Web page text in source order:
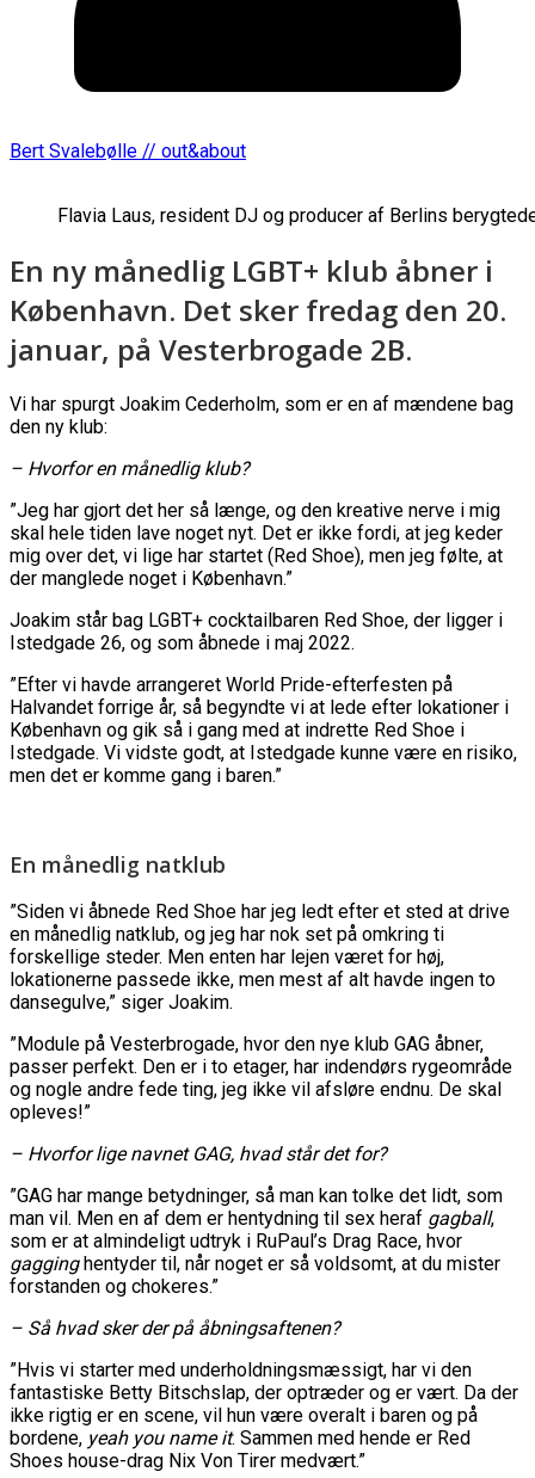
Bert Svalebølle // out&about
Flavia Laus, resident DJ og producer af Berlins
En ny månedlig LGBT+ klub åbner i
København. Det sker fredag den 20.
januar, på Vesterbrogade 2B.
Vi har spurgt Joakim Cederholm, som er en af mændene bag
den ny klub:
– Hvorfor en månedlig klub?
”Jeg har gjort det her så længe, og den kreative nerve i mig
skal hele tiden lave noget nyt. Det er ikke fordi, at jeg keder
mig over det, vi lige har startet (Red Shoe), men jeg følte, at
der manglede noget i København.”
Joakim står bag LGBT+ cocktailbaren Red Shoe, der ligger i
Istedgade 26, og som åbnede i maj 2022.
”Efter vi havde arrangeret World Pride-efterfesten på
Halvandet forrige år, så begyndte vi at lede efter lokationer i
København og gik så i gang med at indrette Red Shoe i
Istedgade. Vi vidste godt, at Istedgade kunne være en risiko,
men det er komme gang i baren.”
En månedlig natklub
”Siden vi åbnede Red Shoe har jeg ledt efter et sted at drive
en månedlig natklub, og jeg har nok set på omkring ti
forskellige steder. Men enten har lejen været for høj,
lokationerne passede ikke, men mest af alt havde ingen to
dansegulve,” siger Joakim.
”Module på Vesterbrogade, hvor den nye klub GAG åbner,
passer perfekt. Den er i to etager, har indendørs rygeområde
og nogle andre fede ting, jeg ikke vil afsløre endnu. De skal
opleves!”
– Hvorfor lige navnet GAG, hvad står det for?
”GAG har mange betydninger, så man kan tolke det lidt, som
man vil. Men en af dem er hentydning til sex heraf gagball,
som er at almindeligt udtryk i RuPaul’s Drag Race, hvor
gagginghentyder til, når noget er så voldsomt, at du mister
forstanden og chokeres.”
– Så hvad sker der på åbningsaftenen?
”Hvis vi starter med underholdningsmæssigt, har vi den
fantastiske Betty Bitschslap, der optræder og er vært. Da der
ikke rigtig er en scene, vil hun være overalt i baren og på
bordene, yeah you name it. Sammen med hende er Red
Shoes house-drag Nix Von Tirer medvært.”